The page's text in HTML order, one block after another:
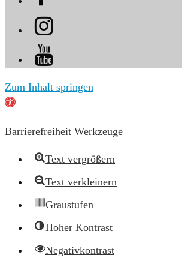
Zum Inhalt springen
Werkzeugleiste
Barrierefreiheit Werkzeuge
Text vergrößern
Text verkleinern
Graustufen
Hoher Kontrast
Negativkontrast